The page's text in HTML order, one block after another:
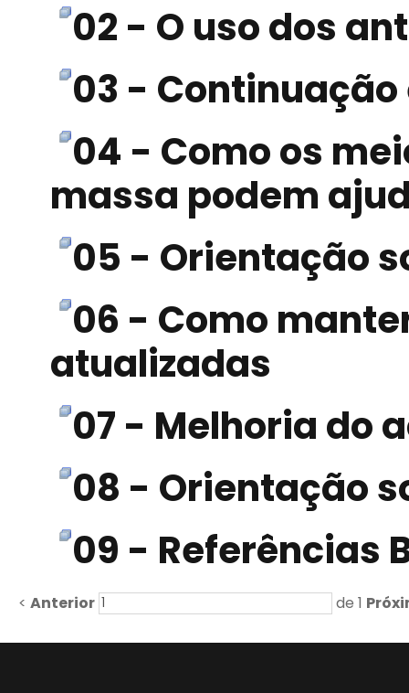
02 - O uso dos
03 -
04 - Como os
massa podem
05 - Orientação
06 - Como
atualizadas
07 - Melhoria do
08 - Orientação
09 - Referências
< Anterior de 1